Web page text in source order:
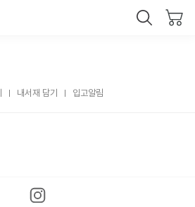
내서재 담기 입고알림